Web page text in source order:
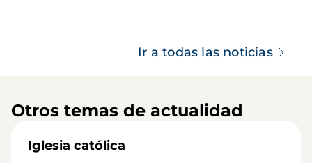
Ir a todas las noticias
Otros temas de actualidad
Iglesia católica